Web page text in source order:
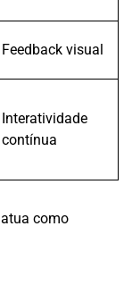
Feedback visual
Interatividade
contínua
como